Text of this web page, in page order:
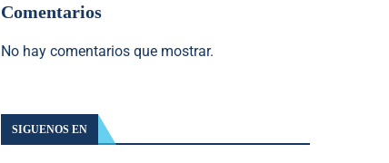
Comentarios
No hay comentarios que mostrar.
SIGUENOS EN